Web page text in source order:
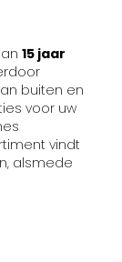
15 jaar
buiten en
voor uw
vindt
alsmede